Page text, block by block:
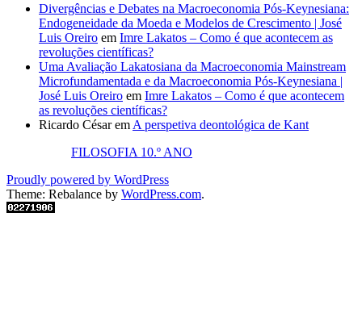
Divergências e Debates na Macroeconomia Pós-Keynesiana:
Endogeneidade da Moeda e Modelos de Crescimento | José
Luis Oreiro em Imre Lakatos – Como é que acontecem as
revoluções científicas?
Uma Avaliação Lakatosiana da Macroeconomia Mainstream
Microfundamentada e da Macroeconomia Pós-Keynesiana |
José Luis Oreiro em Imre Lakatos – Como é que acontecem
as revoluções científicas?
Ricardo Césarem A perspetiva deontológica de Kant
FILOSOFIA 10.º ANO
Proudly powered by WordPress
Theme: Rebalance by WordPress.com.